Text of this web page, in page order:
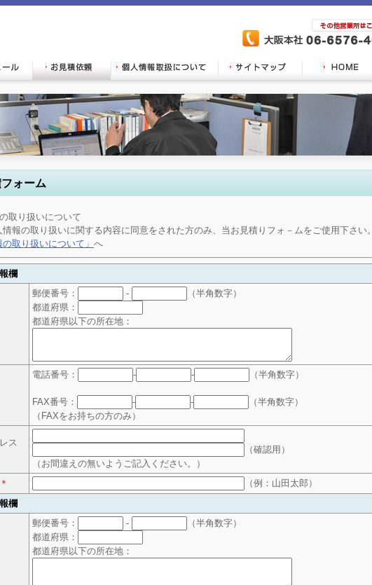
ォーム
取り扱いについて
情報の取り扱いに関する内容に同意をされた方のみ、当お見積りフォ－ムをご使用下さい。
の取り扱いについて」 へ
欄
郵便番号： -
（半角数字）
都道府県：
都道府県以下の所在地：
電話番号： - - （半角数字）
FAX番号： - -
（半角数字）
（FAXをお持ちの方のみ）
ス
（確認用）
（お間違えの無いようご記入ください。）
＊
（例：山田太郎）
欄
郵便番号： -
（半角数字）
都道府県：
都道府県以下の所在地：